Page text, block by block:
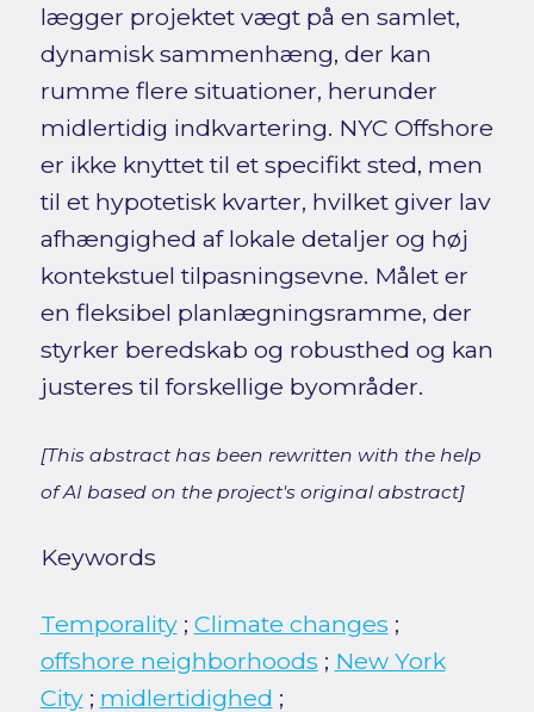
lægger projektet vægt på en samlet,
dynamisk sammenhæng, der kan
rumme flere situationer, herunder
midlertidig indkvartering. NYC Offshore
er ikke knyttet til et specifikt sted, men
til et hypotetisk kvarter, hvilket giver lav
afhængighed af lokale detaljer og høj
kontekstuel tilpasningsevne. Målet er
en fleksibel planlægningsramme, der
styrker beredskab og robusthed og kan
justeres til forskellige byområder.
[This abstract has been rewritten with the help
of AI based on the project's original abstract]
Keywords
Temporality; Climate changes ;
offshore neighborhoods ; New York
City; midlertidighed ;